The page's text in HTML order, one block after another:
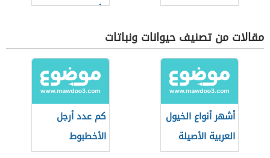
وأنواعها
مقالات من تصنيف حيوانات ونباتات
أشهر أنواع الخيول
العربية الأصيلة
كم عدد أرجل
الأخطبوط